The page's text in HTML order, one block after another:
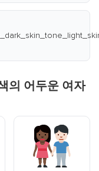
의 어두운 여자